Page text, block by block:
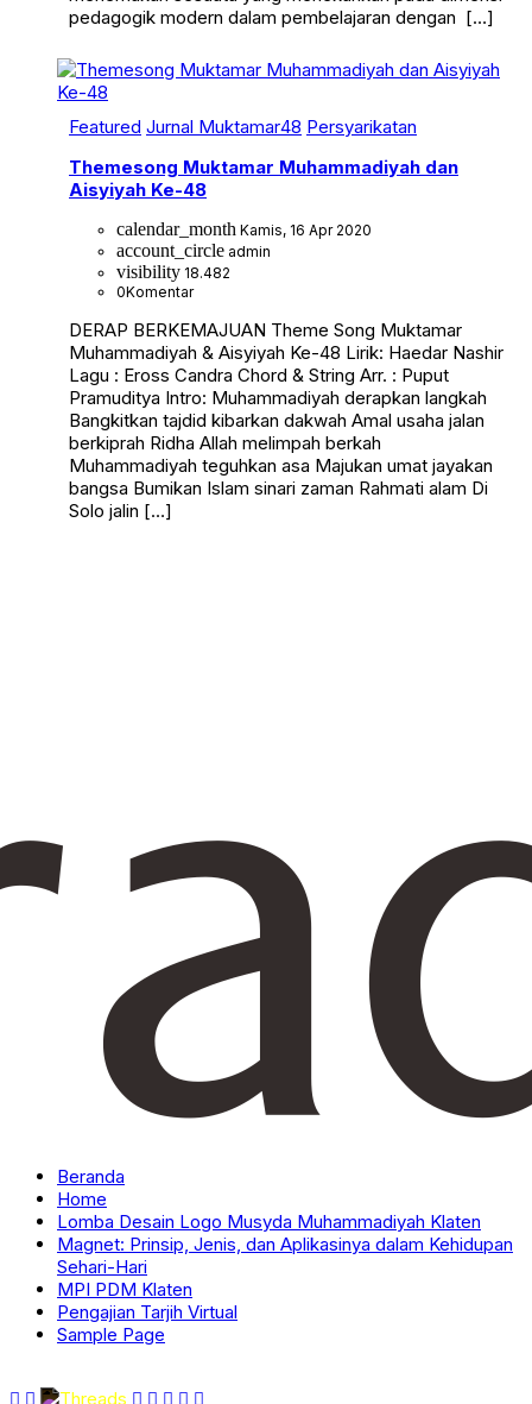
pedagogik modern dalam pembelajaran dengan […]
Featured Jurnal Muktamar48 Persyarikatan
Themesong Muktamar Muhammadiyah dan
Aisyiyah Ke-48
calendar_month Kamis, 16 Apr 2020
account_circle admin
visibility 18.482
0Komentar
DERAP BERKEMAJUAN Theme Song Muktamar
Muhammadiyah & Aisyiyah Ke-48 Lirik: Haedar Nashir
Lagu : Eross Candra Chord & String Arr. : Puput
Pramuditya Intro: Muhammadiyah derapkan langkah
Bangkitkan tajdid kibarkan dakwah Amal usaha jalan
berkiprah Ridha Allah melimpah berkah
Muhammadiyah teguhkan asa Majukan umat jayakan
bangsa Bumikan Islam sinari zaman Rahmati alam Di
Solo jalin […]
Beranda
Home
Lomba Desain Logo Musyda Muhammadiyah Klaten
Magnet: Prinsip, Jenis, dan Aplikasinya dalam Kehidupan
Sehari-Hari
MPI PDM Klaten
Pengajian Tarjih Virtual
Sample Page